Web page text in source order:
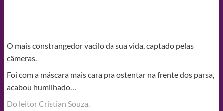
O mais constrangedor vacilo da sua vida, captado pelas
câmeras.
Foi com a máscara mais cara pra ostentar na frente dos parsa,
acabou humilhado…
Do leitor Cristian Souza.